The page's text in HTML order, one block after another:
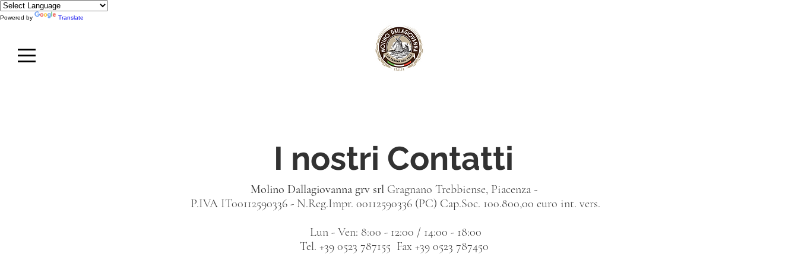
Powered by Translate
I nostri Contatti
Molino Dallagiovanna grv srl Gragnano Trebbiense, Piacenza -
P.IVA IT00112590336 - N.Reg.Impr. 00112590336 (PC) Cap.Soc. 100.800,00 euro int. vers.
Lun - Ven: 8:00 - 12:00 / 14:00 - 18:00
Tel. +39 0523 787155 Fax +39 0523 787450